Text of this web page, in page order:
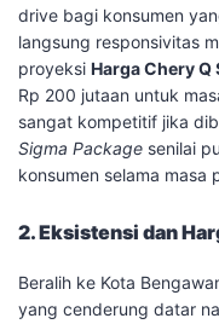
drive bagi konsumen
langsung responsivitas
proyeksi Harga Chery Q
Rp 200 jutaan untuk
sangat kompetitif jika
Sigma Package senilai
konsumen selama masa
2. Eksistensi dan
​Beralih ke Kota
yang cenderung datar